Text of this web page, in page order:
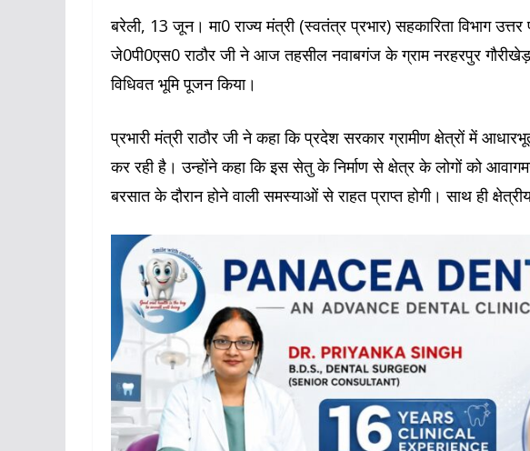
बरेली, 13 जून। मा0 राज्य मंत्री (स्वतंत्र प्रभार) सहकारिता विभाग
जे0पी0एस0 राठौर जी ने आज तहसील नवाबगंज के ग्राम नरहरपुर
विधिवत भूमि पूजन किया।
प्रभारी मंत्री राठौर जी ने कहा कि प्रदेश सरकार ग्रामीण क्षेत्रों में
कर रही है। उन्होंने कहा कि इस सेतु के निर्माण से क्षेत्र के लोगों को
बरसात के दौरान होने वाली समस्याओं से राहत प्राप्त होगी। साथ ही